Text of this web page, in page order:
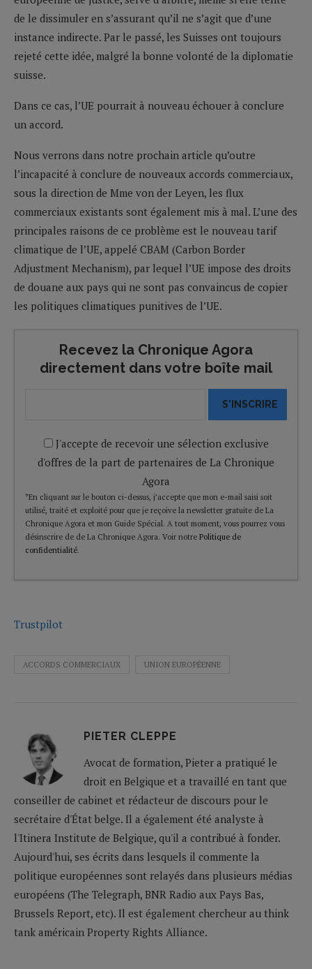
de le dissimuler en s’assurant qu’il ne s’agit que d’une
instance indirecte. Par le passé, les Suisses ont toujours
rejeté cette idée, malgré la bonne volonté de la diplomatie
suisse.
Dans ce cas, l’UE pourrait à nouveau échouer à conclure
un accord.
Nous verrons dans notre prochain article qu’outre
l’incapacité à conclure de nouveaux accords commerciaux,
sous la direction de Mme von der Leyen, les flux
commerciaux existants sont également mis à mal. L’une des
principales raisons de ce problème est le nouveau tarif
climatique de l’UE, appelé CBAM (Carbon Border
Adjustment Mechanism), par lequel l’UE impose des droits
de douane aux pays qui ne sont pas convaincus de copier
les politiques climatiques punitives de l’UE.
Recevez la Chronique Agora
directement dans votre boîte mail
S'INSCRIRE
J'accepte de recevoir une sélection exclusive
d'offres de la part de partenaires de La Chronique
Agora
*En cliquant sur le bouton ci-dessus, j’accepte que mon e-mail saisi soit
utilisé, traité et exploité pour que je reçoive la newsletter gratuite de La
Chronique Agora et mon Guide Spécial. A tout moment, vous pourrez vous
désinscrire de de La Chronique Agora. Voir notre Politique de
confidentialité.
Trustpilot
ACCORDS COMMERCIAUX UNION EUROPÉENNE
PIETER CLEPPE
Avocat de formation, Pieter a pratiqué le
droit en Belgique et a travaillé en tant que
conseiller de cabinet et rédacteur de discours pour le
secrétaire d'État belge. Il a également été analyste à
l'Itinera Institute de Belgique, qu'il a contribué à fonder.
Aujourd'hui, ses écrits dans lesquels il commente la
politique européennes sont relayés dans plusieurs médias
européens (The Telegraph, BNR Radio aux Pays Bas,
Brussels Report, etc). Il est également chercheur au think
tank américain Property Rights Alliance.